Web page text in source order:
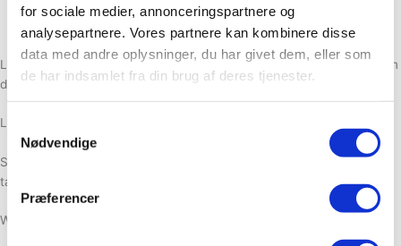
for sociale medier, annonceringspartnere og
analysepartnere. Vores partnere kan kombinere disse
data med andre oplysninger, du har givet dem, eller som
de har indsamlet fra din brug af deres tjenester.
Nødvendige
Præferencer
Levering af friske blomster til din virksomhed. Du bestemmer selv om
det skal være hver uge, hver 14 dag eller én gang om måneden.
Location
Skal blomstermarken danne rammen for dit næste photoshoot? Så
tag endelig kontakt for et uforpligtende tilbud.
Workshops